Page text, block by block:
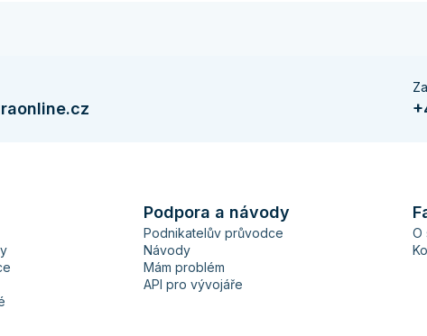
Podpora a návody
Podnikatelův průvodce
Návody
Mám problém
API pro vývojáře
O